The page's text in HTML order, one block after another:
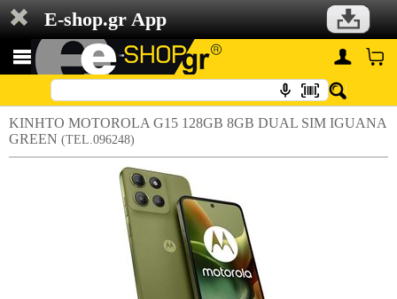
E-shop.gr App
ΚΙΝΗΤΟ MOTOROLA G15 128GB 8GB DUAL SIM IGUANA
GREEN (TEL.096248)